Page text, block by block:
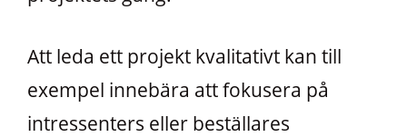
Att leda ett projekt kvalitativt kan till
exempel innebära att fokusera på
intressenters eller beställares